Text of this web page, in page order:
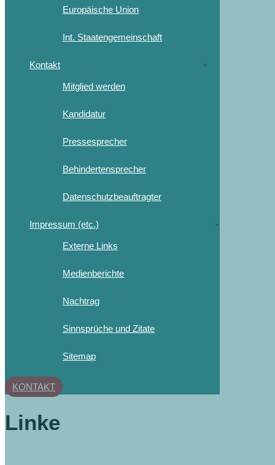
Europäische Union
Int. Staatengemeinschaft
Kontakt
Mitglied werden
Kandidatur
Pressesprecher
Behindertensprecher
Datenschutzbeauftragter
Impressum (etc.)
Externe Links
Medienberichte
Nachtrag
Sinnsprüche und Zitate
Sitemap
KONTAKT
Linke